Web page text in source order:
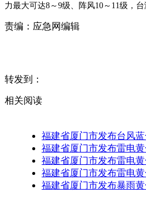
力最大可达8～9级、阵风10～11级，
责编： 应急网编辑
转发到：
相关阅读
福建省厦门市发布台风
福建省厦门市发布雷电
福建省厦门市发布雷电
福建省厦门市发布雷电
福建省厦门市发布暴雨